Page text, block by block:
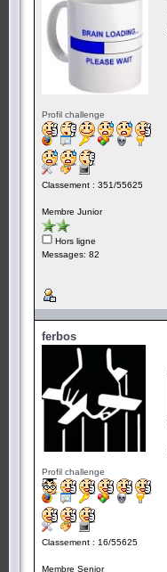
Profil challenge
Classement : 351/55625
Membre Junior
Hors ligne
Messages: 82
ferbos
Profil challenge
Classement : 16/55625
Membre Senior